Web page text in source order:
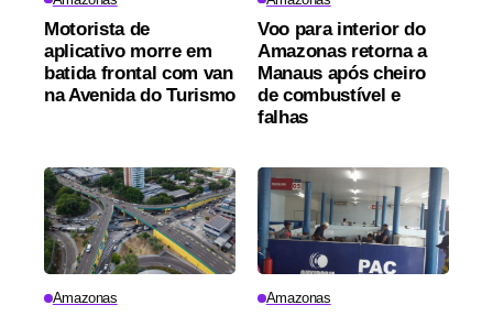
Motorista de
aplicativo morre em
batida frontal com van
na Avenida do Turismo
Voo para interior do
Amazonas retorna a
Manaus após cheiro
de combustível e
falhas
Amazonas Amazonas